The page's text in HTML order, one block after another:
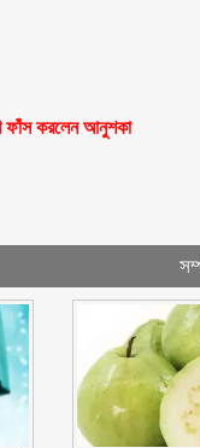
ফাঁস করলেন আনুশকা